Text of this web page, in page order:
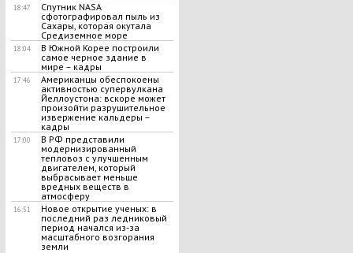
18:47
Спутник NASA
сфотографировал пыль из
Сахары, которая окутала
Средиземное море
18:04
В Южной Корее построили
самое черное здание в
мире – кадры
17:46
Американцы обеспокоены
активностью супервулкана
Йеллоустона: вскоре может
произойти разрушительное
извержение кальдеры –
кадры
17:00
В РФ представили
модернизированный
тепловоз с улучшенным
двигателем, который
выбрасывает меньше
вредных веществ в
атмосферу
16:51
Новое открытие ученых: в
последний раз ледниковый
период начался из-за
масштабного возгорания
земли